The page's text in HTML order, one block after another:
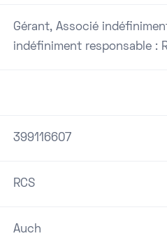
Gérant, Associé
indéfiniment responsable :
399116607
RCS
Auch